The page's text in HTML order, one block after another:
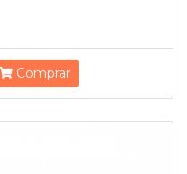
Comprar